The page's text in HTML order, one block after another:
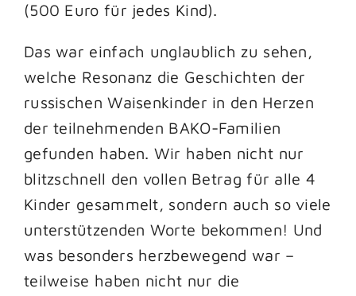
(500 Euro für jedes Kind).
Das war einfach unglaublich zu sehen,
welche Resonanz die Geschichten der
russischen Waisenkinder in den Herzen
der teilnehmenden BAKO-Familien
gefunden haben. Wir haben nicht nur
blitzschnell den vollen Betrag für alle 4
Kinder gesammelt, sondern auch so viele
unterstützenden Worte bekommen! Und
was besonders herzbewegend war –
teilweise haben nicht nur die